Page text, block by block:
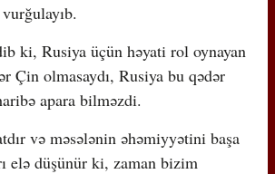
ki, Rusiya üçün həyati rol oynayan
Çin olmasaydı, Rusiya bu qədər
apara bilməzdi.
və məsələnin əhəmiyyətini başa
elə düşünür ki, zaman bizim